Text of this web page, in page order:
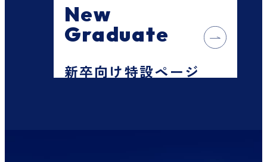
New
Graduate
新卒向け特設ページ